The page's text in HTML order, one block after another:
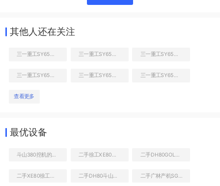
右前45
其他人还在关注
查看更多
最优设备